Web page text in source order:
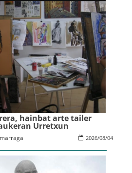
hainbat arte tailer
Urretxun
2026/08/04